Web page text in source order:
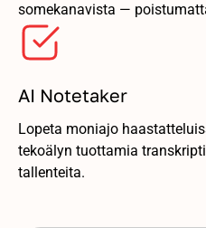
somekanavista —
AI Notetaker
Lopeta moniajo
tekoälyn tuottamia
tallenteita.